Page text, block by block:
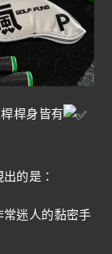
桿身皆有
的是：
常迷人的黏密手